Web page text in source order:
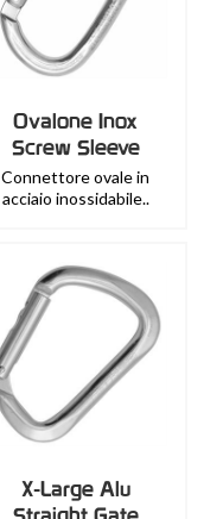
Ovalone Inox
Screw Sleeve
Connettore ovale in
acciaio inossidabile..
X-Large Alu